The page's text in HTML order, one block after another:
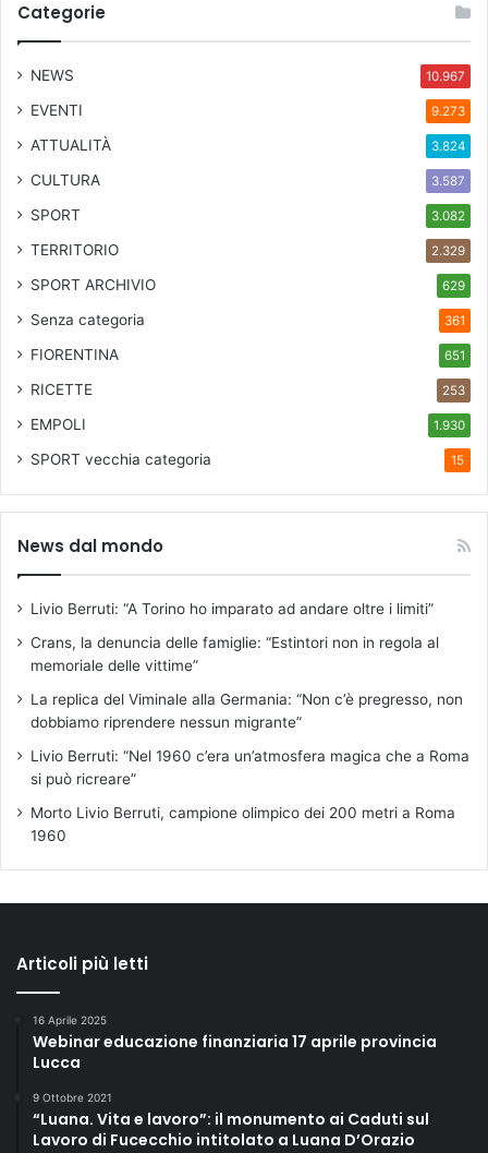
Categorie
NEWS 10.967
EVENTI 9.273
ATTUALITÀ 3.824
CULTURA 3.587
SPORT 3.082
TERRITORIO 2.329
SPORT ARCHIVIO 629
Senza categoria 361
FIORENTINA 651
RICETTE 253
EMPOLI 1.930
SPORT vecchia categoria 15
News dal mondo
Livio Berruti: “A Torino ho imparato ad andare oltre i limiti”
Crans, la denuncia delle famiglie: “Estintori non in regola al
memoriale delle vittime”
La replica del Viminale alla Germania: “Non c’è pregresso, non
dobbiamo riprendere nessun migrante”
Livio Berruti: “Nel 1960 c’era un’atmosfera magica che a Roma
si può ricreare”
Morto Livio Berruti, campione olimpico dei 200 metri a Roma
1960
Articoli più letti
16 Aprile 2025
Webinar educazione finanziaria 17 aprile provincia
Lucca
9 Ottobre 2021
“Luana. Vita e lavoro”: il monumento ai Caduti sul
Lavoro di Fucecchio intitolato a Luana D’Orazio